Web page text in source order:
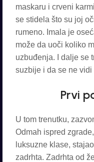
maskaru i crveni
se stidela što su joj
rumeno. Imala je
može da uoči koliko
uzbuđenja. I dalje se
suzbije i da se ne vidi
Prvi
U tom trenutku,
Odmah ispred
luksuzne klase,
zadrhta. Zadrhta od